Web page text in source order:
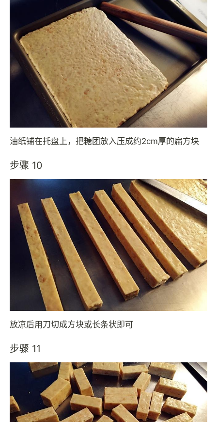
油纸铺在托盘上，把糖团放入压成约2cm厚的扁方块
步骤 10
放凉后用刀切成方块或长条状即可
步骤 11